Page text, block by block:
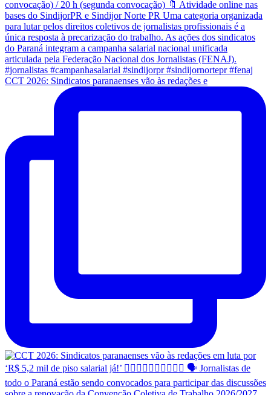
CCT 2026: Sindicatos paranaenses vão às redações e